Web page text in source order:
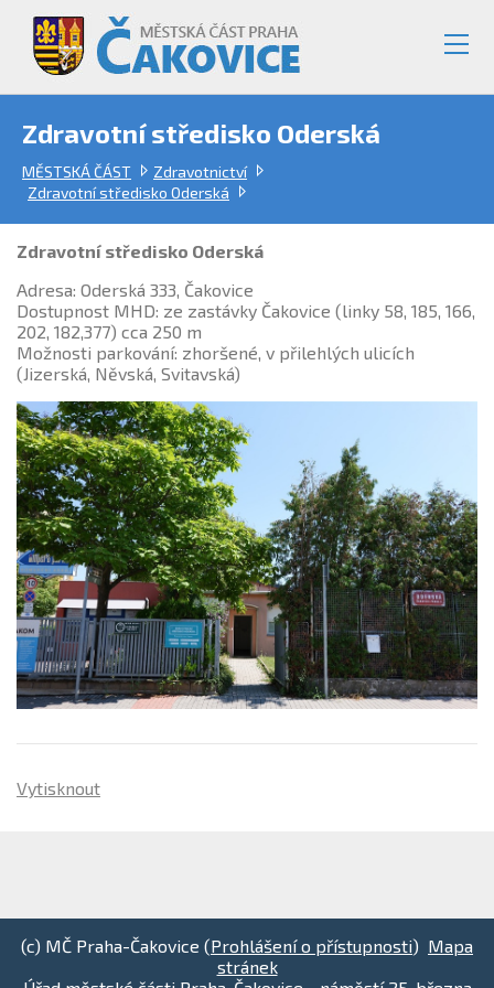
Zdravotní středisko Oderská
MĚSTSKÁ ČÁST
Zdravotnictví
Zdravotní středisko Oderská
Zdravotní středisko Oderská
Adresa: Oderská 333, Čakovice
Dostupnost MHD: ze zastávky Čakovice (linky 58, 185, 166,
202, 182,377) cca 250 m
Možnosti parkování: zhoršené, v přilehlých ulicích
(Jizerská, Něvská, Svitavská)
Vytisknout
(c) MČ Praha-Čakovice (Prohlášení o přístupnosti) Mapa
stránek